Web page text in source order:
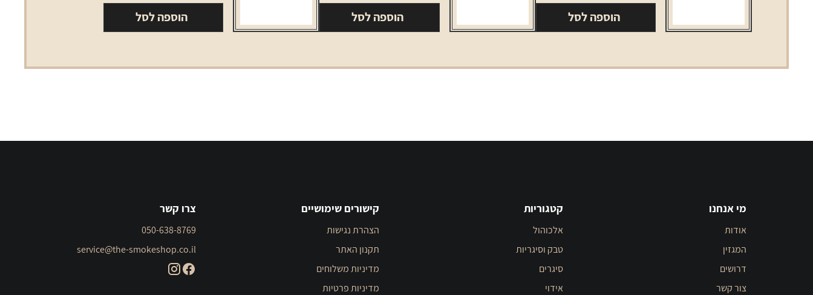
WINSTON
הוספה לסל
כחול
הוספה לסל
WINSTON
הוספה לסל
מי אנחנו
אודות
המגזין
דרושים
צור קשר
קטגוריות
אלכוהול
טבק וסיגריות
סיגרים
אידוי
קישורים שימושיים
הצהרת נגישות
תקנון האתר
מדיניות משלוחים
מדיניות פרטיות
צרו קשר
050-638-8769
service@the-smokeshop.co.il